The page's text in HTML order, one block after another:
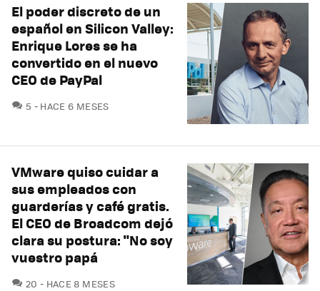
El poder discreto de un
español en Silicon Valley:
Enrique Lores se ha
convertido en el nuevo
CEO de PayPal
5 COMENTARIOS
HACE 6 MESES
VMware quiso cuidar a
sus empleados con
guarderías y café gratis.
El CEO de Broadcom dejó
clara su postura: "No soy
vuestro papá
20 COMENTARIOS
HACE 8 MESES